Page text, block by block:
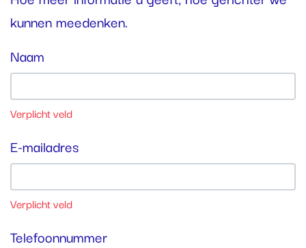
kunnen meedenken.
Naam
Verplicht veld
E-mailadres
Verplicht veld
Telefoonnummer